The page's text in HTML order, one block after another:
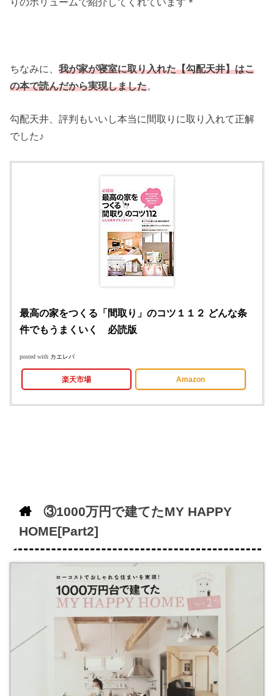
ちなみに、我が家が寝室に取り入れた【勾配天井】はこ
の本で読んだから実現しました。
勾配天井、評判もいいし本当に間取りに取り入れて正解
でした♪
最高の家をつくる「間取り」のコツ１１２ どんな条
件でもうまくいく 必読版
posted with カエレバ
楽天市場 Amazon
③1000万円で建てたMY HAPPY
HOME[Part2]